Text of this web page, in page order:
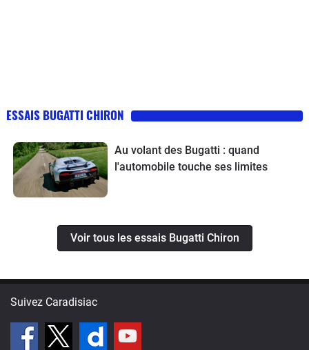
ESSAIS BUGATTI CHIRON
Au volant des Bugatti : quand
l'automobile touche ses limites
Voir tous les essais Bugatti Chiron
Suivez Caradisiac